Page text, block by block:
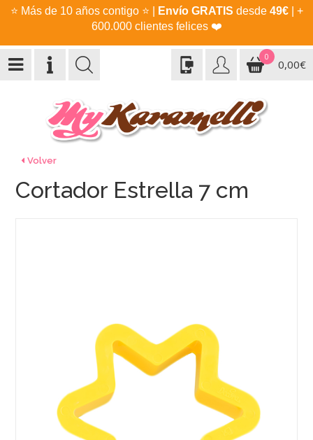
⭐ Más de 10 años contigo ⭐ Envío GRATIS desde 49€| +
600.000 clientes felices ❤️
0
0,00€
Volver
Cortador Estrella 7 cm